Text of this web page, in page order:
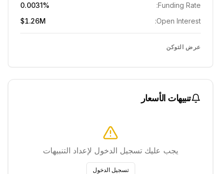
Funding Rate:
0.0031%
Open Interest:
$1.26M
عرض التوكن
تنبيهات الأسعار
يجب عليك تسجيل الدخول لإعداد التنبيهات
تسجيل الدخول